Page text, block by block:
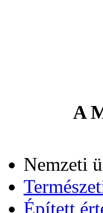
A
Nemzeti
Épített